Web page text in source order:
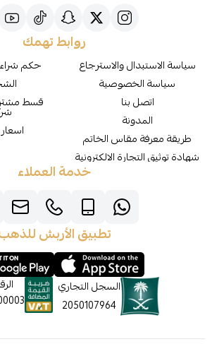
روابط تهمك
سياسة الاستبدال والاسترجاع
سياسة الخصوصية
اتصل بنا
المدونة
طريقة معرفة مقاس الخاتم
شهادة توثيق التجارة الالكترونية
حكم
قسط
خدمة العملاء
تطبيق الأربش
السجل التجاري
2050107964